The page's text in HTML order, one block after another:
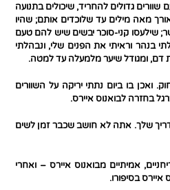
גדולים להחריד, שיכולים בתנועה
מאה מילים עד שלוכדים אותם; שהיו
שילעסו קני-סוכר יבשים שיש להם טעם
בנהר וראיתי את הפנים שלי, ונבהלתי
דם, ומגודל שיער מלמעלה עד למטה.
בו ביום נתתי יריקה על השוורים
בחזרה לבואנוס איירס.
שלך. אתה לא חושב שכבר זמן לשים
אמיתיים מבואנוס איירס – ואחרי
בסיפורו.